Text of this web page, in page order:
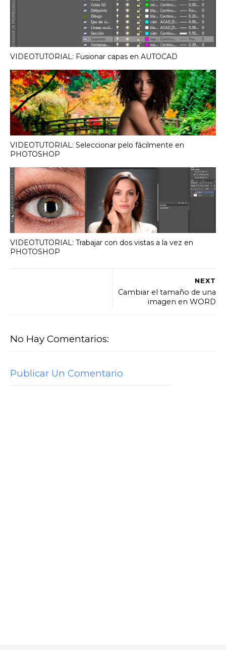
VIDEOTUTORIAL: Fusionar capas en AUTOCAD
VIDEOTUTORIAL: Seleccionar pelo fácilmente en
PHOTOSHOP
VIDEOTUTORIAL: Trabajar con dos vistas a la vez en
PHOTOSHOP
NEXT
Cambiar el tamaño de una
imagen en WORD
No Hay Comentarios:
Publicar Un Comentario